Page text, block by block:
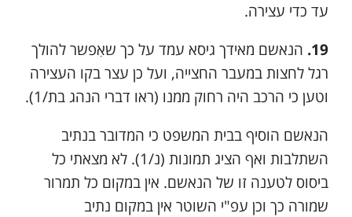
עד כדי עצירה.
19. הנאשם מאידך גיסא עמד על כך שאִפשר להולך
רגל לחצות במעבר החצייה, ועל כן עצר בקו העצירה
וטען כי הרכב היה רחוק ממנו (ראו דברי הנהג בת/1).
הנאשם הוסיף בבית המשפט כי המדובר בנתיב
השתלבות ואף הציג תמונות (נ/1). לא מצאתי כל
ביסוס לטענה זו של הנאשם. אין במקום כל תמרור
שמורה כך וכן עפ"י השוטר אין במקום נתיב